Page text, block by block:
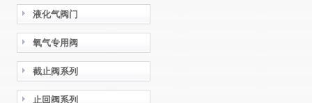
液化气阀门
氧气专用阀
截止阀系列
止回阀系列